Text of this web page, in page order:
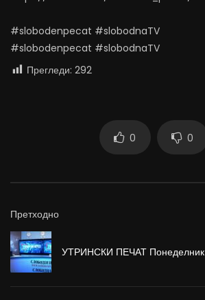
#slobodenpecat #slobodnaTV
#slobodenpecat #slobodnaTV
Прегледи: 292
0 0
Претходно
УТРИНСКИ ПЕЧАТ Понеделник